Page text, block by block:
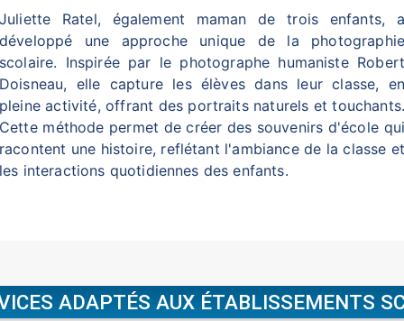
Juliette Ratel, également maman de trois enfants, a
développé une approche unique de la photographie
scolaire. Inspirée par le photographe humaniste Robert
Doisneau, elle capture les élèves dans leur classe, en
pleine activité, offrant des portraits naturels et touchants.
Cette méthode permet de créer des souvenirs d'école qui
racontent une histoire, reflétant l'ambiance de la classe et
les interactions quotidiennes des enfants.
ADAPTÉS AUX ÉTABLISSEMENTS